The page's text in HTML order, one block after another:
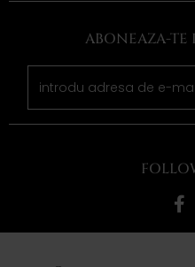
ABONEAZA-TE